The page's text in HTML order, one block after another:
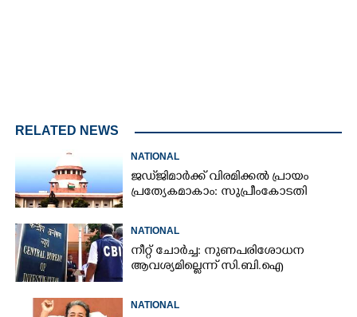
RELATED NEWS
NATIONAL
ജഡ്‌ജിമാർക്ക് വിരമിക്കൽ പ്രായം
പ്രത്യേകമാകാം: സുപ്രീംകോടതി
NATIONAL
നീറ്റ് ചോർച്ച: നുണപരിശോധന
ആവശ്യമില്ലെന്ന് സി.ബി.ഐ
NATIONAL